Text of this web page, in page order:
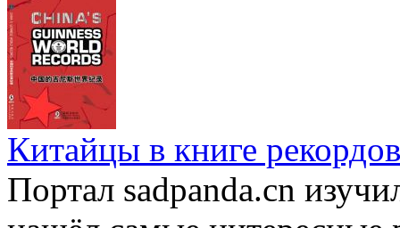
Китайцы в книге
Портал sadpanda.cn